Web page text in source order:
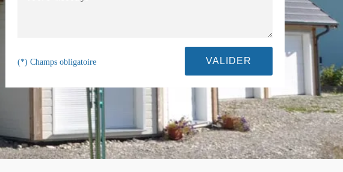
(*) Champs obligatoire